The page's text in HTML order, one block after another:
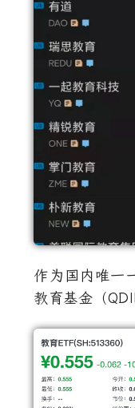
作为国内唯一
教育基金（